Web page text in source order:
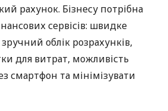
рахунок. Бізнесу потрібна
сервісів: швидке
облік розрахунків,
для витрат, можливість
смартфон та мінімізувати